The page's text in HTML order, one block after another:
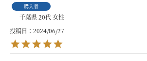
購入者
千葉県20代女性
投稿日
2024/06/27